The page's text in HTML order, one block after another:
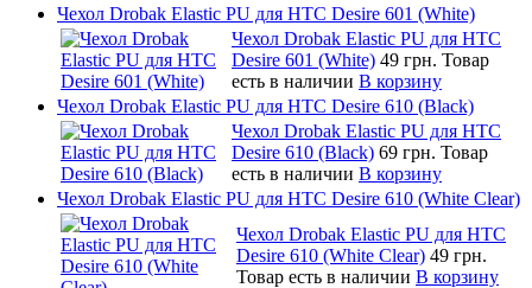
Чехол Drobak Elastic PU для HTC Desire 601 (White)
Чехол Drobak Elastic PU для HTC
Desire 601 (White) 49 грн. Товар
есть в наличии В корзину
Чехол Drobak Elastic PU для HTC Desire 610 (Black)
Чехол Drobak Elastic PU для HTC
Desire 610 (Black) 69 грн. Товар
есть в наличии В корзину
Чехол Drobak Elastic PU для HTC Desire 610 (White Clear)
Чехол Drobak Elastic PU для HTC
Desire 610 (White Clear) 49 грн.
Товар есть в наличии В корзину